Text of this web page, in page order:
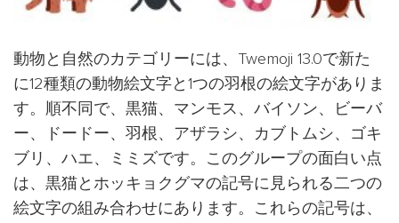
動物と自然のカテゴリーには、Twemoji 13.0で新た
に12種類の動物絵文字と1つの羽根の絵文字がありま
す。順不同で、黒猫、マンモス、バイソン、ビーバ
ー、ドードー、羽根、アザラシ、カブトムシ、ゴキ
ブリ、ハエ、ミミズです。このグループの面白い点
は、黒猫とホッキョクグマの記号に見られる二つの
絵文字の組み合わせにあります。これらの記号は、